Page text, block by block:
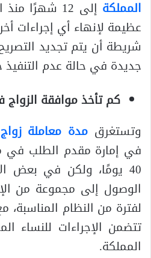
المملكة
إلى 12
عظيمة لإنهاء أي إجراءات
شريطة أن يتم تجديد
جديدة في حالة عدم التنفيذ
كم تأخذ موافقة الزواج
وتستغرق مدة معاملة
في إمارة مقدم الطلب في
40 يومًا، ولكن في بعض
الوصول إلى مجموعة من
لفترة من النظام المناسبة،
تتضمن الإجراءات للنساء
المملكة.